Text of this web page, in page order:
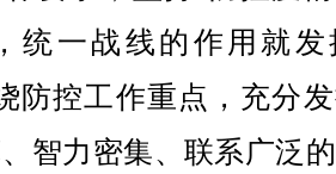
统一战线的作用就发
防控工作重点，充分
智力密集、联系广泛